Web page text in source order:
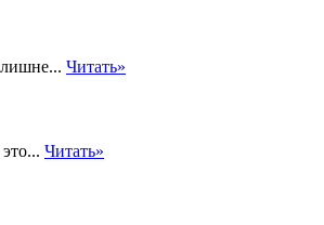
Читать»
Читать»